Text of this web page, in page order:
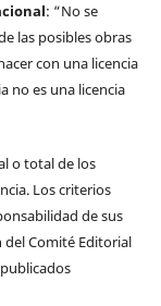
: “No se
las posibles obras
con una licencia
no es una licencia
o total de los
Los criterios
de sus
Comité Editorial